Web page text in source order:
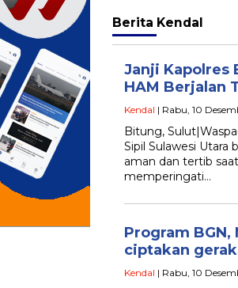
Berita Kendal
Janji Kapolres
HAM Berjalan
Kendal | Rabu, 10
Bitung,
Sipil Sulawesi Utara
aman dan tertib
memperingati…
Program BGN,
ciptakan
Kendal | Rabu, 10